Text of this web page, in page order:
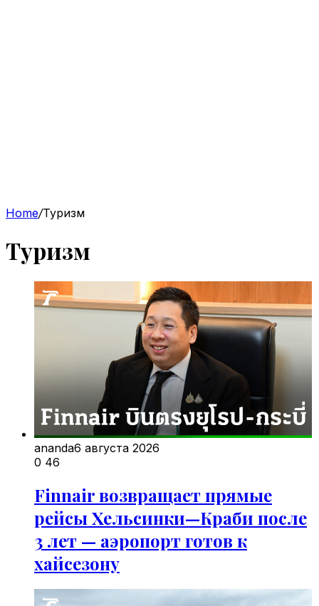
Home/Туризм
Туризм
ananda6 августа 2026
0 46
Finnair возвращает прямые
рейсы Хельсинки—Краби после
3 лет — аэропорт готов к
хайсезону